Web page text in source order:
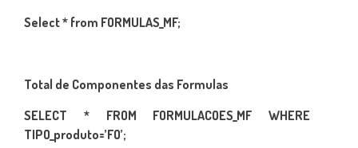
Select * from FORMULAS_MF;
Total de Componentes das Formulas
SELECT * FROM FORMULACOES_MF WHERE
TIPO_produto=’FO’;